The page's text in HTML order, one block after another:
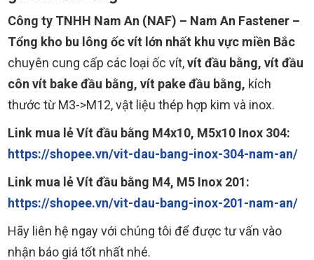
Công ty TNHH Nam An (NAF) – Nam An Fastener –
Tổng kho bu lông ốc vít lớn nhất khu vực miền Bắc
chuyên cung cấp các loại ốc vít,vít đầu bằng, vít đầu
côn vít bake đầu bằng, vít pake đầu bằng, kích
thước từ M3->M12, vật liệu thép hợp kim và inox.
Link mua lẻ Vít đầu bằng M4x10, M5x10 Inox 304:
https://shopee.vn/vit-dau-bang-inox-304-nam-an/
Link mua lẻ Vít đầu bằng M4, M5 Inox 201:
https://shopee.vn/vit-dau-bang-inox-201-nam-an/
Hãy liên hệ ngay với chúng tôi để được tư vấn vào
nhận báo giá tốt nhất nhé.